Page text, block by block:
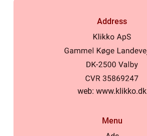
Address
web: www.klikko.dk
Menu